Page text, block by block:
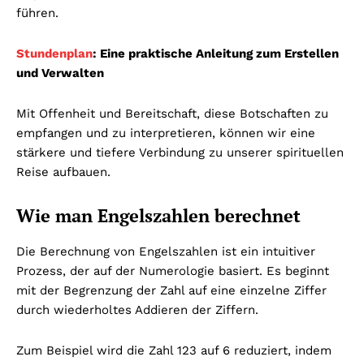
führen.
Stundenplan: Eine praktische Anleitung zum Erstellen
und Verwalten
Mit Offenheit und Bereitschaft, diese Botschaften zu
empfangen und zu interpretieren, können wir eine
stärkere und tiefere Verbindung zu unserer spirituellen
Reise aufbauen.
Wie man Engelszahlen berechnet
Die Berechnung von Engelszahlen ist ein intuitiver
Prozess, der auf der Numerologie basiert. Es beginnt
mit der Begrenzung der Zahl auf eine einzelne Ziffer
durch wiederholtes Addieren der Ziffern.
Zum Beispiel wird die Zahl 123 auf 6 reduziert, indem